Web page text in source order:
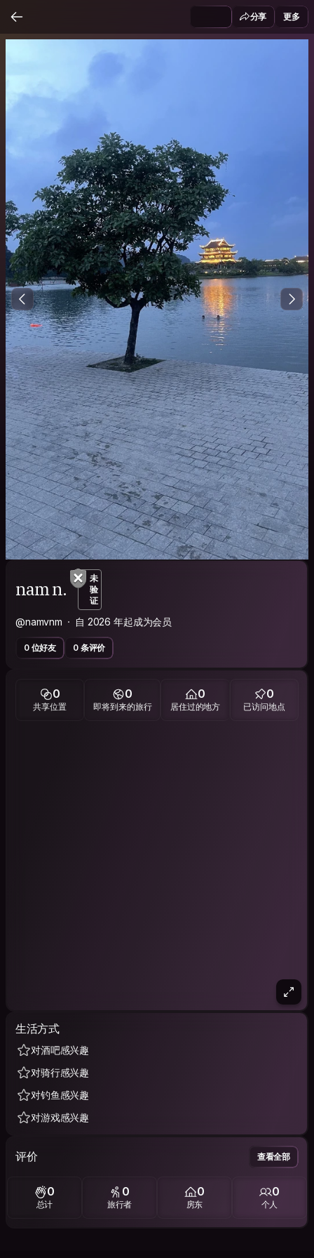
分享 更多
nam n.
未
验
证
@namvnm 自 2026 年起成为会员
0 位好友 0 条评价
0
共享位置
0
即将到来的旅行
0
居住过的地方
0
已访问地点
生活方式
对酒吧感兴趣
对骑行感兴趣
对钓鱼感兴趣
对游戏感兴趣
评价 查看全部
0
总计
0
旅行者
0
房东
0
个人